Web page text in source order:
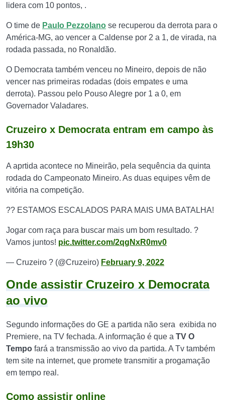
lidera com 10 pontos, .
O time de Paulo Pezzolano se recuperou da derrota para o
América-MG, ao vencer a Caldense por 2 a 1, de virada, na
rodada passada, no Ronaldão.
O Democrata também venceu no Mineiro, depois de não
vencer nas primeiras rodadas (dois empates e uma
derrota). Passou pelo Pouso Alegre por 1 a 0, em
Governador Valadares.
Cruzeiro x Democrata entram em campo às
19h30
A aprtida acontece no Mineirão, pela sequência da quinta
rodada do Campeonato Mineiro. As duas equipes vêm de
vitória na competição.
?? ESTAMOS ESCALADOS PARA MAIS UMA BATALHA!
Jogar com raça para buscar mais um bom resultado. ?
Vamos juntos! pic.twitter.com/2qgNxR0mv0
— Cruzeiro ? (@Cruzeiro) February 9, 2022
Onde assistir Cruzeiro x Democrata
ao vivo
Segundo informações do GE a partida não sera exibida no
Premiere, na TV fechada. A informação é que a TV O
Tempo fará a transmissão ao vivo da partida. A Tv também
tem site na internet, que promete transmitir a progamação
em tempo real.
Como assistir online